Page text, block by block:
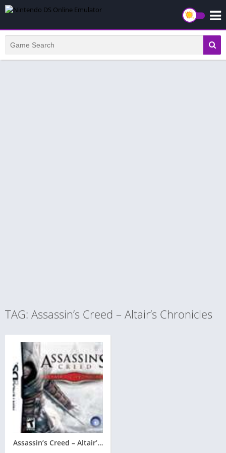
TAG: Assassin’s Creed – Altair’s Chronicles
Assassin’s Creed – Altair’s Chronicles